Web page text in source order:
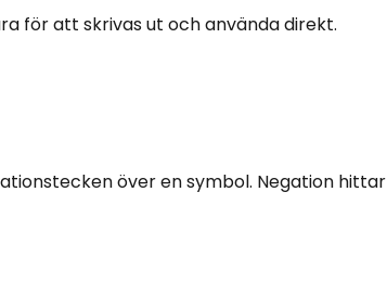
för att skrivas ut och använda direkt.
över en symbol. Negation hittar